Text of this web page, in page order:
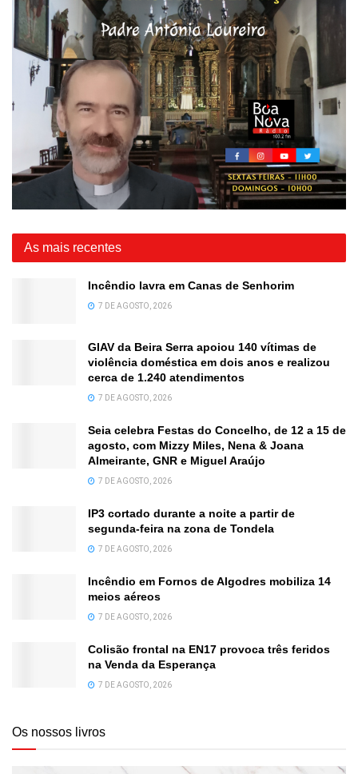
As mais recentes
Incêndio lavra em Canas de Senhorim
7 DE AGOSTO, 2026
GIAV da Beira Serra apoiou 140 vítimas de
violência doméstica em dois anos e realizou
cerca de 1.240 atendimentos
7 DE AGOSTO, 2026
Seia celebra Festas do Concelho, de 12 a 15 de
agosto, com Mizzy Miles, Nena & Joana
Almeirante, GNR e Miguel Araújo
7 DE AGOSTO, 2026
IP3 cortado durante a noite a partir de
segunda-feira na zona de Tondela
7 DE AGOSTO, 2026
Incêndio em Fornos de Algodres mobiliza 14
meios aéreos
7 DE AGOSTO, 2026
Colisão frontal na EN17 provoca três feridos
na Venda da Esperança
7 DE AGOSTO, 2026
Os nossos livros